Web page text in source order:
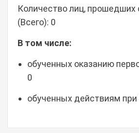
Количество лиц, прошедших
(Всего): 0
В том числе:
обученных оказанию
0
обученных действиям